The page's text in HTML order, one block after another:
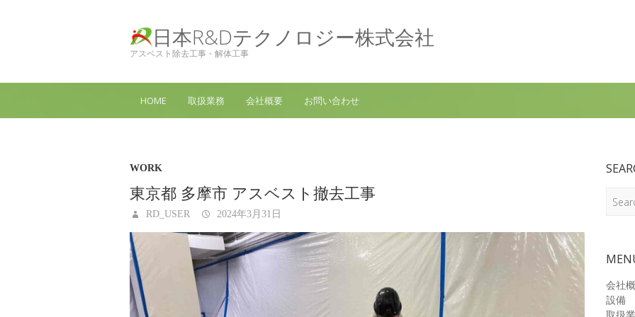
日本R&Dテクノロジー株式会社
アスベスト除去工事・解体工事
HOME 取扱業務 会社概要 お問い合わせ
WORK
東京都 多摩市 アスベスト撤去工事
RD_USER 2024年3月31日
会社
設備